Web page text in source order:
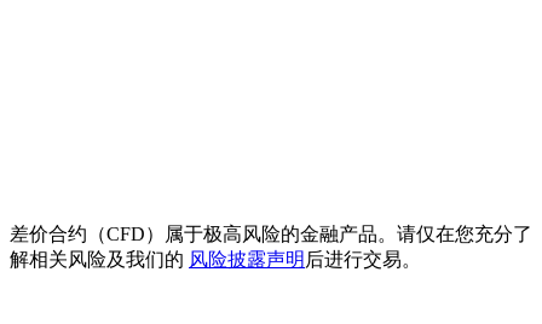
差价合约（CFD）属于极高风险的金融产品。请仅在您充分了
解相关风险及我们的 风险披露声明 后进行交易。